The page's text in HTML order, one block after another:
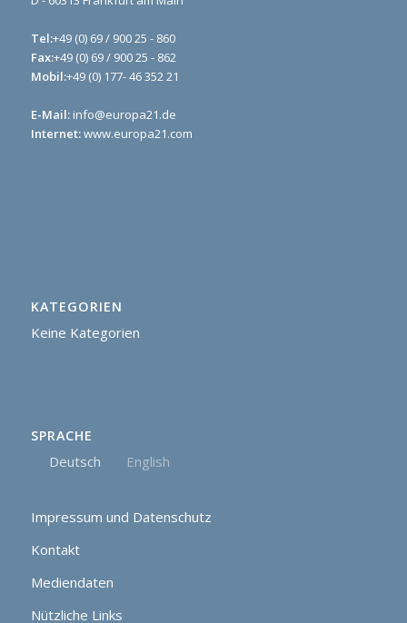
Tel:+49 (0) 69 / 900 25 - 860
Fax:+49 (0) 69 / 900 25 - 862
Mobil:+49 (0) 177- 46 352 21
E-Mail: info@europa21.de
Internet:www.europa21.com
KATEGORIEN
Keine Kategorien
SPRACHE
Deutsch English
Impressum und Datenschutz
Kontakt
Mediendaten
Nützliche Links